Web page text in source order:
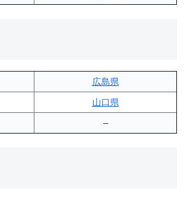
広島県
山口県
–